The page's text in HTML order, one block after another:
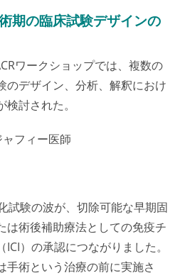
期の臨床試験デザインの
ワークショップでは、複数の
のデザイン、分析、解釈におけ
討された。
フィー医師
試験の波が、切除可能な早期固
は術後補助療法としての免疫チ
）の承認につながりました。
手術という治療の前に実施さ